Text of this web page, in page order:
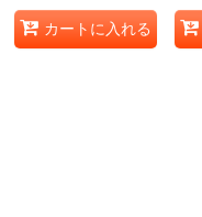
カートに入れる